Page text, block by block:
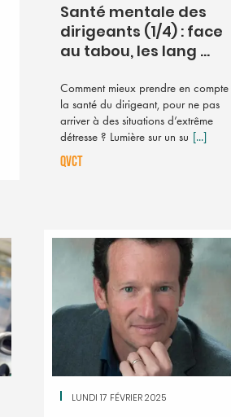
Santé mentale des
dirigeants (1/4) : face
au tabou, les lang ...
Comment mieux prendre en compte
la santé du dirigeant, pour ne pas
arriver à des situations d’extrême
détresse ? Lumière sur un su [...]
QVCT
LUNDI 17 FÉVRIER 2025